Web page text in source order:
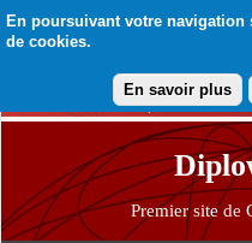
En poursuivant votre
de cookies.
En savoir plus
Premier site de